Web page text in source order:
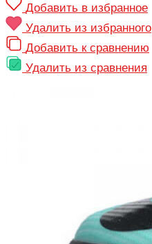
Добавить в избранное
Удалить из избранного
Добавить к сравнению
Удалить из сравнения